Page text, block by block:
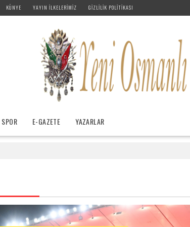
KÜNYE YAYIN İLKELERIMIZ GIZLILIK POLITIKASI
SPOR E-GAZETE YAZARLAR